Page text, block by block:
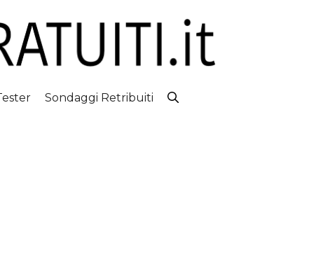
Sondaggi Retribuiti